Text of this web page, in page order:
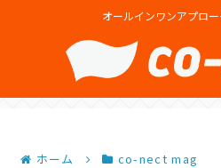
オールインワンアプロ
ホーム co-nect mag